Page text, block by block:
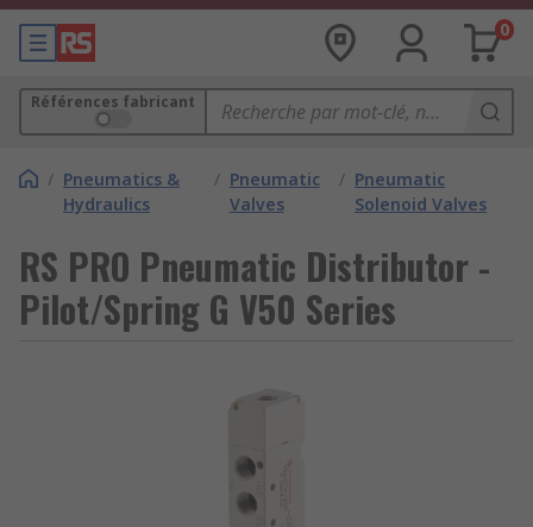
0
Références fabricant
/ Pneumatics &
Hydraulics
/ Pneumatic
Valves
/ Pneumatic
Solenoid Valves
RS PRO Pneumatic Distributor -
Pilot/Spring G V50 Series